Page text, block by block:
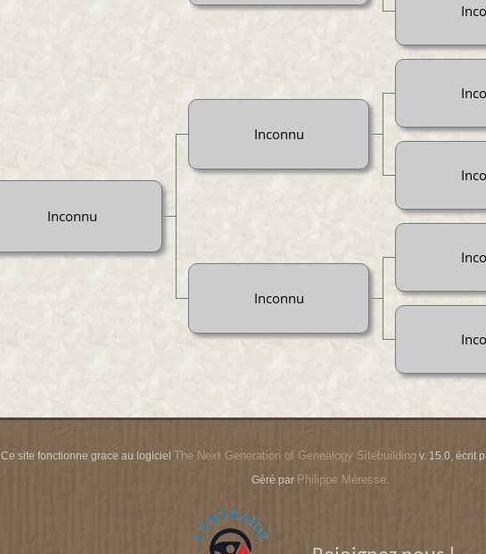
Inconnu
Inconnu
Inconnu
Ce site fonctionne grace au logiciel The Next Generation of Genealogy Sitebuilding v. 15.0, écrit
Géré par Philippe Méresse.